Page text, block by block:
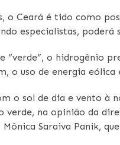
o Ceará é tido como
especialistas,
“verde”, o hidrogênio
o uso de energia
o sol de dia e vento à
verde, na opinião da
Saraiva Panik,